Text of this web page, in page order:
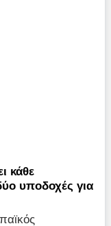
κάθε
υποδοχές για